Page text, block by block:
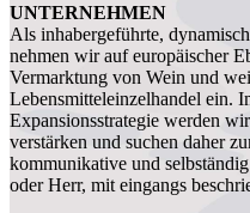
UNTERNEHMEN
Als inhabergeführte,
nehmen wir auf europäischer
Vermarktung von Wein und
Lebensmitteleinzelhandel ein.
Expansionsstrategie werden
verstärken und suchen daher
kommunikative und
oder Herr, mit eingangs